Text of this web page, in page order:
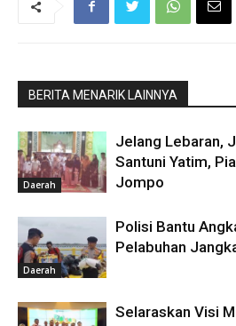
BERITA MENARIK LAINNYA
Daerah
Jelang Lebaran,
Santuni Yatim,
Jompo
Daerah
Polisi Bantu
Pelabuhan
Selaraskan Visi